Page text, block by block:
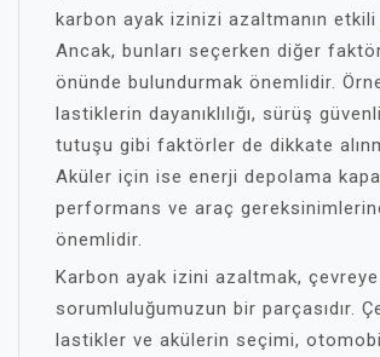
karbon ayak izinizi azaltmanın etkili
Ancak, bunları seçerken diğer
önünde bulundurmak önemlidir.
lastiklerin dayanıklılığı, sürüş
tutuşu gibi faktörler de dikkate
Aküler için ise enerji depolama
performans ve araç
önemlidir.
Karbon ayak izini azaltmak,
sorumluluğumuzun bir parçasıdır.
lastikler ve akülerin seçimi,